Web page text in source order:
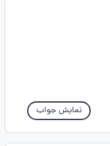
نمایش جواب